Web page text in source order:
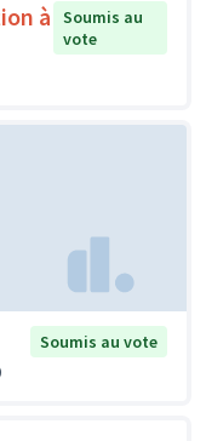
à
Soumis au
vote
Soumis au vote